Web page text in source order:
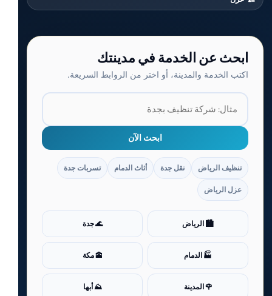
ابحث عن الخدمة في مدينتك
اكتب الخدمة والمدينة، أو اختر من الروابط السريعة.
ابحث الآن
تنظيف الرياض نقل جدة أثاث الدمام تسربات جدة
عزل الرياض
🏙️ الرياض 🌊 جدة
🏭 الدمام 🕋 مكة
🌹 المدينة ⛰️ أبها